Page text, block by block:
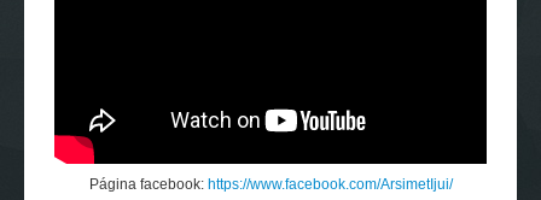
Página facebook: https://www.facebook.com/ArsimetIjui/